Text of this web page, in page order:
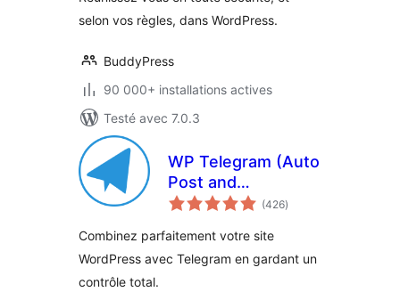
selon vos règles, dans WordPress.
BuddyPress
90 000+ installations actives
Testé avec 7.0.3
WP Telegram (Auto
Post and
Notifications)(426notes
en
)
Combinez parfaitement votre site
WordPress avec Telegram en gardant un
contrôle total.